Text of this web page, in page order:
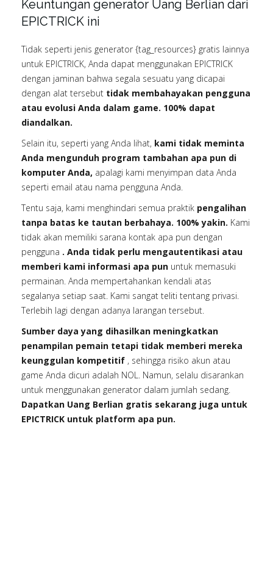
Keuntungan generator Uang Berlian dari
EPICTRICK ini
Tidak seperti jenis generator {tag_resources} gratis lainnya
untuk EPICTRICK, Anda dapat menggunakan EPICTRICK
dengan jaminan bahwa segala sesuatu yang dicapai
dengan alat tersebut tidak membahayakan pengguna
atau evolusi Anda dalam game. 100% dapat
diandalkan.
Selain itu, seperti yang Anda lihat, kami tidak meminta
Anda mengunduh program tambahan apa pun di
komputer Anda, apalagi kami menyimpan data Anda
seperti email atau nama pengguna Anda.
Tentu saja, kami menghindari semua praktik pengalihan
tanpa batas ke tautan berbahaya. 100% yakin. Kami
tidak akan memiliki sarana kontak apa pun dengan
pengguna . Anda tidak perlu mengautentikasi atau
memberi kami informasi apa pun untuk memasuki
permainan. Anda mempertahankan kendali atas
segalanya setiap saat. Kami sangat teliti tentang privasi.
Terlebih lagi dengan adanya larangan tersebut.
Sumber daya yang dihasilkan meningkatkan
penampilan pemain tetapi tidak memberi mereka
keunggulan kompetitif , sehingga risiko akun atau
game Anda dicuri adalah NOL. Namun, selalu disarankan
untuk menggunakan generator dalam jumlah sedang.
Dapatkan Uang Berlian gratis sekarang juga untuk
EPICTRICK untuk platform apa pun.